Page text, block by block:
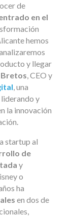
de
en el
hemos
y llegar
, CEO y
, una
y
la innovación
startup al
de
y
o
ha
en dos de